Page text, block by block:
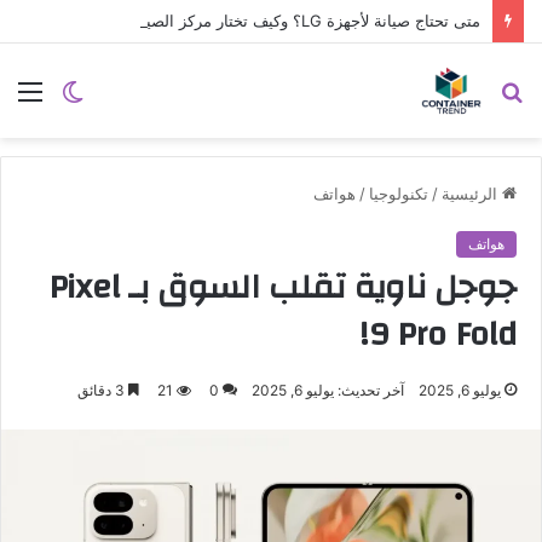
نموذج التواصل
الوضع
بحث
الرئيسية / تكنولوجيا / هواتف
هواتف
جوجل ناوية تقلب السوق بـ Pixel
9 Pro Fold!
يوليو 6, 2025 آخر تحديث: يوليو 6, 2025 0
21